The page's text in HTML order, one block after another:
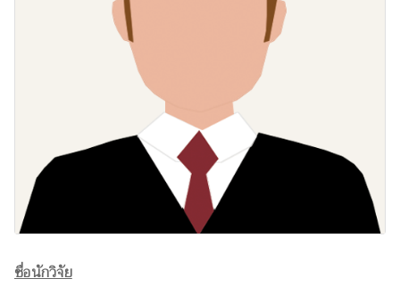
ชื่อนักวิจัย